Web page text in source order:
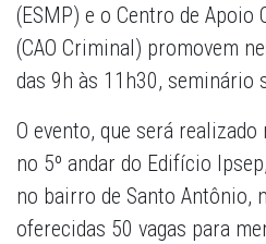
(ESMP) e o Centro de Apoio
(CAO Criminal) promovem
das 9h às 11h30, seminário
O evento, que será realizado
no 5º andar do Edifício
no bairro de Santo Antônio,
oferecidas 50 vagas para